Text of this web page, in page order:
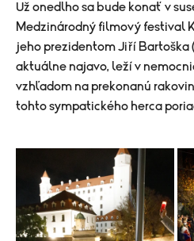
Už onedlho sa bude konať v
Medzinárodný filmový festival
jeho prezidentom Jiří Bartoška
aktuálne najavo, leží v
vzhľadom na prekonanú
tohto sympatického herca